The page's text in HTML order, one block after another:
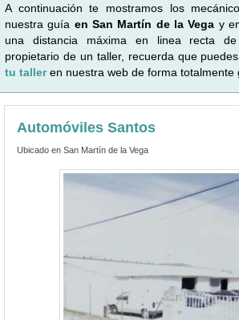
A continuación te mostramos los
nuestra guía en San Martín de la Vega y
una distancia máxima en linea recta
propietario de un taller, recuerda que
tu talleren nuestra web de forma totalmente
Automóviles Santos
Ubicado en San Martín de la Vega